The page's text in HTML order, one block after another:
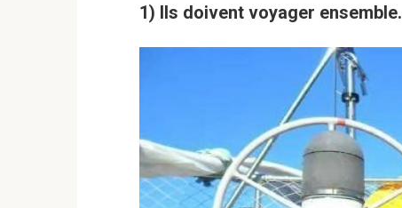
1) Ils doivent voyager ensemble.